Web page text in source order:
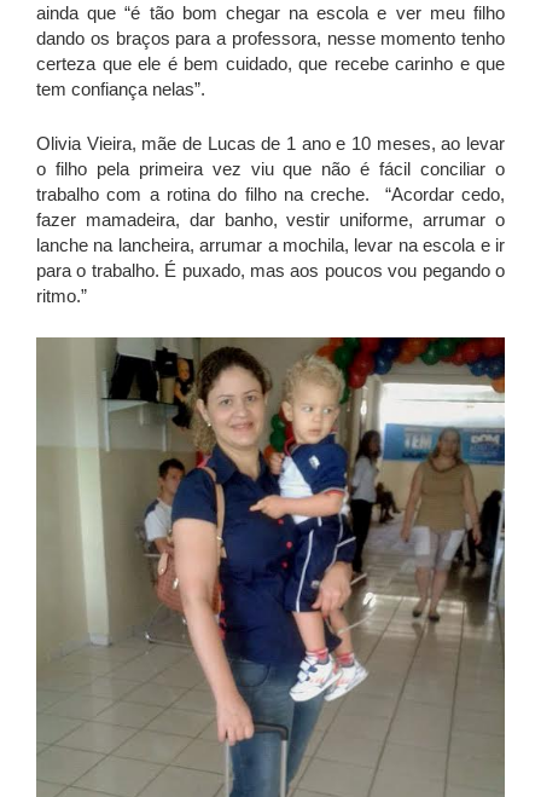
ainda que “é tão bom chegar na escola e ver meu filho
dando os braços para a professora, nesse momento tenho
certeza que ele é bem cuidado, que recebe carinho e que
tem confiança nelas”.
Olivia Vieira, mãe de Lucas de 1 ano e 10 meses, ao levar
o filho pela primeira vez viu que não é fácil conciliar o
trabalho com a rotina do filho na creche. “Acordar cedo,
fazer mamadeira, dar banho, vestir uniforme, arrumar o
lanche na lancheira, arrumar a mochila, levar na escola e ir
para o trabalho. É puxado, mas aos poucos vou pegando o
ritmo.”